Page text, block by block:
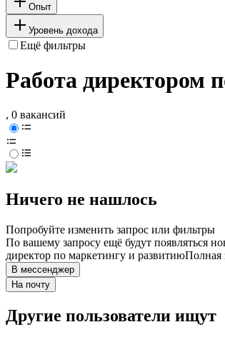
Опыт
Уровень дохода
Ещё фильтры
Работа директором
, 0 вакансий
Ничего не нашлось
Попробуйте изменить запрос или фильтры
По вашему запросу ещё будут появляться
директор по маркетингу и развитиюПолная
В мессенджер
На почту
Другие пользователи ищут